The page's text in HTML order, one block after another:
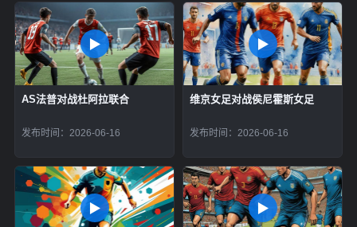
AS法普对战杜阿拉联合
发布时间：2026-06-16
维京女足对战侯尼霍斯女足
发布时间：2026-06-16